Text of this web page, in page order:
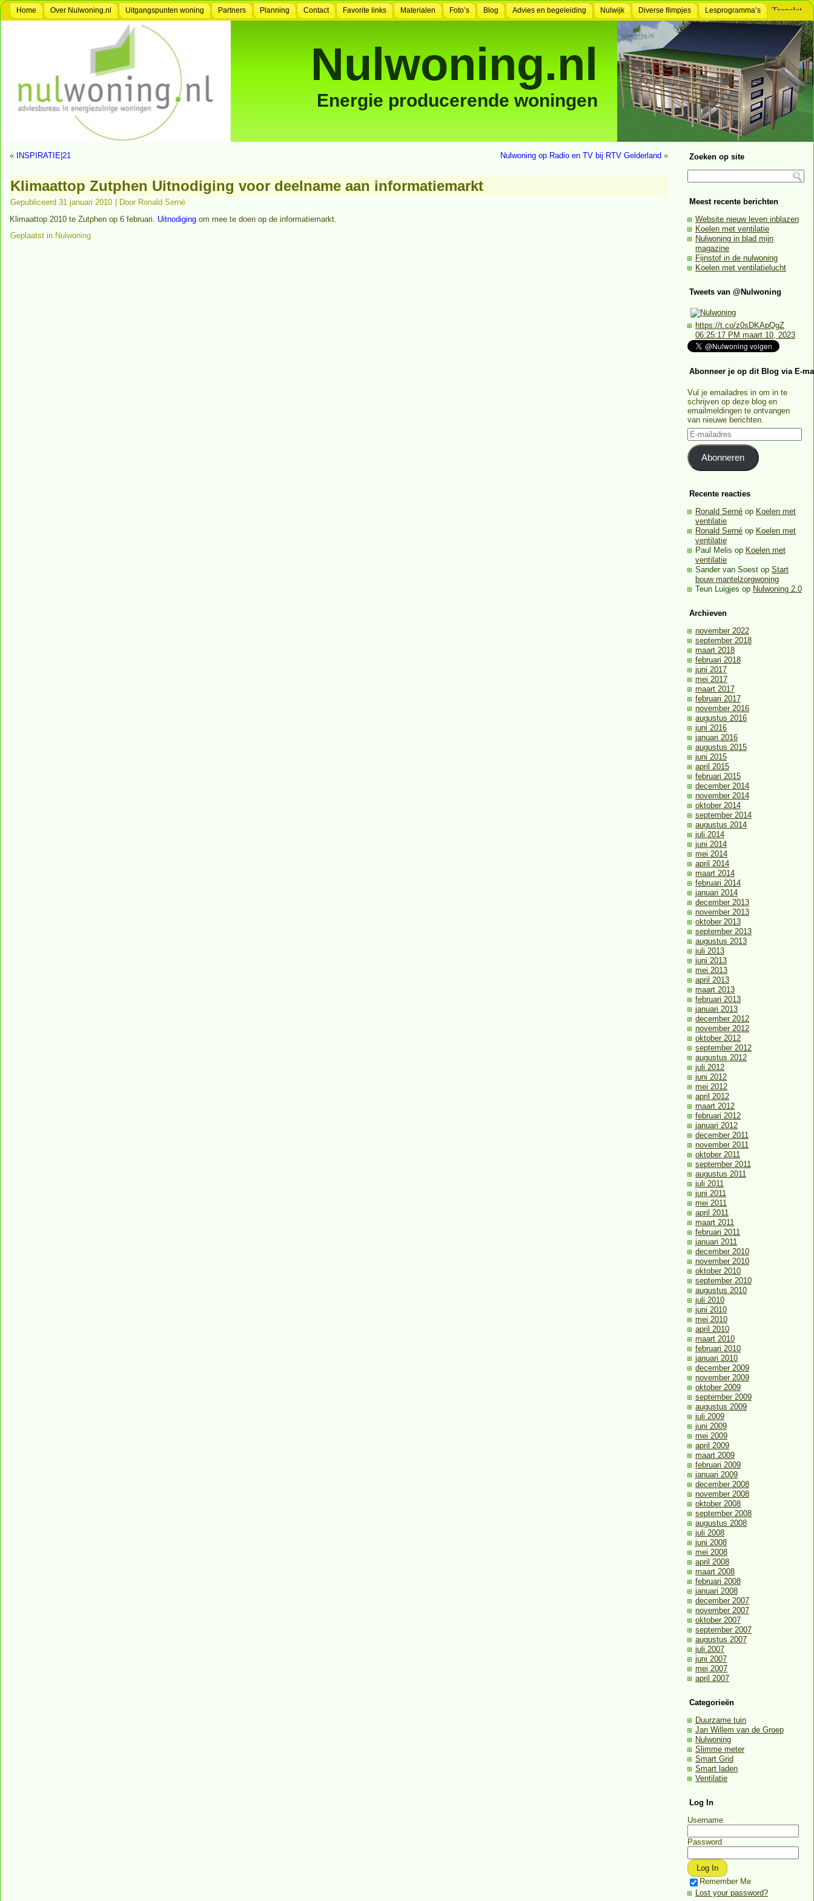
Home Over Nulwoning.nl Uitgangspunten woning Partners Planning Contact Favorite links Materialen Foto’s Blog Advies en begeleiding Nulwijk Diverse filmpjes Lesprogramma’s
Nulwoning.nl
Energie producerende woningen
« INSPIRATIE|21 Nulwoning op Radio en TV bij RTV Gelderland »
Klimaattop Zutphen Uitnodiging voor deelname aan informatiemarkt
Gepubliceerd 31 januari 2010 Door Ronald Serné
Klimaattop 2010 te Zutphen op 6 februari. Uitnodiging om mee te doen op de informatiemarkt.
Geplaatst in Nulwoning
Zoeken op site
Meest recente berichten
Website nieuw leven inblazen
Koelen met ventilatie
Nulwoning in blad mijn
magazine
Fijnstof in de nulwoning
Koelen met ventilatielucht
Tweets van @Nulwoning
https://t.co/z0sDKApQgZ
06:25:17 PM maart 10, 2023
Abonneer je op dit Blog via E-
Vul je emailadres in om in te
schrijven op deze blog en
emailmeldingen te ontvangen
van nieuwe berichten.
E-
mailadres
Abonneren
Recente reacties
Ronald Serné op Koelen met
ventilatie
Ronald Serné op Koelen met
ventilatie
Paul Melis op Koelen met
ventilatie
Sander van Soest op Start
bouw mantelzorgwoning
Teun Luigjes op Nulwoning 2.0
Archieven
november 2022
september 2018
maart 2018
februari 2018
juni 2017
mei 2017
maart 2017
februari 2017
november 2016
augustus 2016
juni 2016
januari 2016
augustus 2015
juni 2015
april 2015
februari 2015
december 2014
november 2014
oktober 2014
september 2014
augustus 2014
juli 2014
juni 2014
mei 2014
april 2014
maart 2014
februari 2014
januari 2014
december 2013
november 2013
oktober 2013
september 2013
augustus 2013
juli 2013
juni 2013
mei 2013
april 2013
maart 2013
februari 2013
januari 2013
december 2012
november 2012
oktober 2012
september 2012
augustus 2012
juli 2012
juni 2012
mei 2012
april 2012
maart 2012
februari 2012
januari 2012
december 2011
november 2011
oktober 2011
september 2011
augustus 2011
juli 2011
juni 2011
mei 2011
april 2011
maart 2011
februari 2011
januari 2011
december 2010
november 2010
oktober 2010
september 2010
augustus 2010
juli 2010
juni 2010
mei 2010
april 2010
maart 2010
februari 2010
januari 2010
december 2009
november 2009
oktober 2009
september 2009
augustus 2009
juli 2009
juni 2009
mei 2009
april 2009
maart 2009
februari 2009
januari 2009
december 2008
november 2008
oktober 2008
september 2008
augustus 2008
juli 2008
juni 2008
mei 2008
april 2008
maart 2008
februari 2008
januari 2008
december 2007
november 2007
oktober 2007
september 2007
augustus 2007
juli 2007
juni 2007
mei 2007
april 2007
Categorieën
Duurzame tuin
Jan Willem van de Groep
Nulwoning
Slimme meter
Smart Grid
Smart laden
Ventilatie
Log In
Username
Password
Remember Me
Lost your password?